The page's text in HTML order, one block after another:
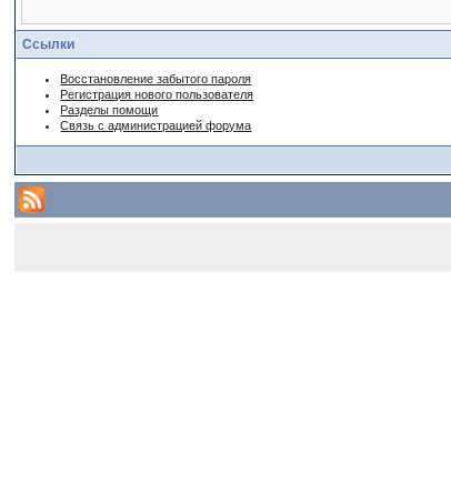
Ссылки
Восстановление забытого пароля
Регистрация нового пользователя
Разделы помощи
Связь с администрацией форума